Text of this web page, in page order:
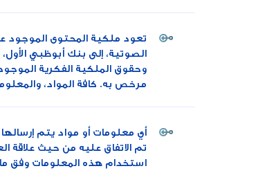
تعود ملكية المحتوى الموجود
الصوتية، إلى بنك أبوظبي
وحقوق الملكية الفكرية
مرخص به. كافة المواد،
أي معلومات أو مواد يتم
تم الاتفاق عليه من حيث علاقة
استخدام هذه المعلومات وفق ما